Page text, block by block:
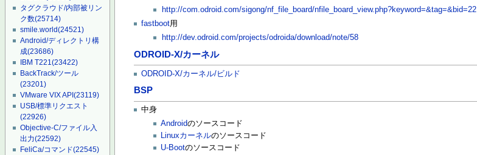
タグクラウド/内部被リン
ク数(25714)
smile.world(24521)
Android/ディレクトリ構
成(23686)
IBM T221(23422)
BackTrack/ツール
(23201)
VMware VIX API(23119)
USB/標準リクエスト
(22926)
Objective-C/ファイル入
出力(22592)
FeliCa/コマンド(22545)
http://com.odroid.com/sigong/nf_file_board/nfile_board_view.php?keyword=&tag=&bid=22
fastboot用
http://dev.odroid.com/projects/odroida/download/note/58
ODROID-X/カーネル
ODROID-X/カーネル/ビルド
BSP
中身
Androidのソースコード
Linuxカーネルのソースコード
U-Bootのソースコード